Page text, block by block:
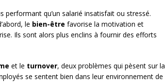
qu’un salarié insatisfait ou stressé.
le bien-être favorise la motivation et
Ils sont alors plus enclins à fournir des efforts
et le turnover, deux problèmes qui pèsent sur la
se sentent bien dans leur environnement de